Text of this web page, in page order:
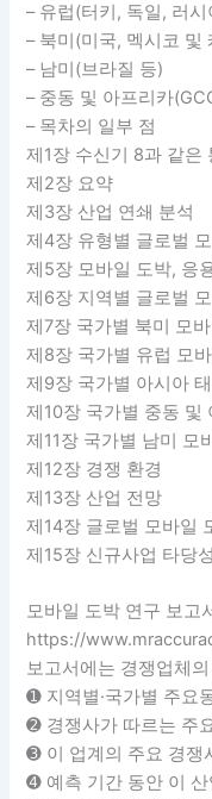
– 유럽(터키, 독일, 러
– 북미(미국, 멕시코 및
– 남미(브라질 등)
– 중동 및 아프리카
– 목차의 일부 점
제1장 수신기 8과 같은
제2장 요약
제3장 산업 연쇄 분석
제4장 유형별 글로벌
제5장 모바일 도박, 응
제6장 지역별 글로벌
제7장 국가별 북미 모
제8장 국가별 유럽 모
제9장 국가별 아시아
제10장 국가별 중동 및
제11장 국가별 남미 모
제12장 경쟁 환경
제13장 산업 전망
제14장 글로벌 모바일
제15장 신규사업 타당
모바일 도박 연구 보고
https://
보고서에는 경쟁업체
➊ 지역별·국가별 주요
➋ 경쟁사가 따르는 주
➌ 이 업계의 주요 경쟁
➍ 예측 기간 동안 이